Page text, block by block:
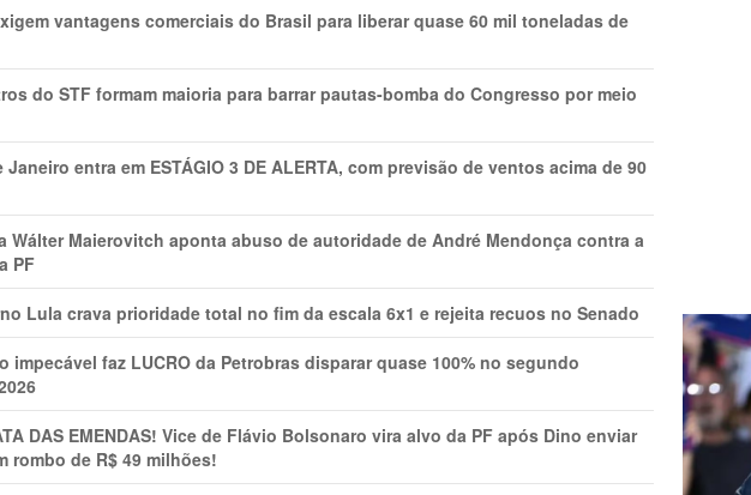
vantagens comerciais do Brasil para liberar quase 60 mil toneladas de
do STF formam maioria para barrar pautas-bomba do Congresso por meio
Janeiro entra em ESTÁGIO 3 DE ALERTA, com previsão de ventos acima de 90
Wálter Maierovitch aponta abuso de autoridade de André Mendonça contra a
PF
Lula crava prioridade total no fim da escala 6x1 e rejeita recuos no Senado
impecável faz LUCRO da Petrobras disparar quase 100% no segundo
DAS EMENDAS! Vice de Flávio Bolsonaro vira alvo da PF após Dino enviar
rombo de R$ 49 milhões!